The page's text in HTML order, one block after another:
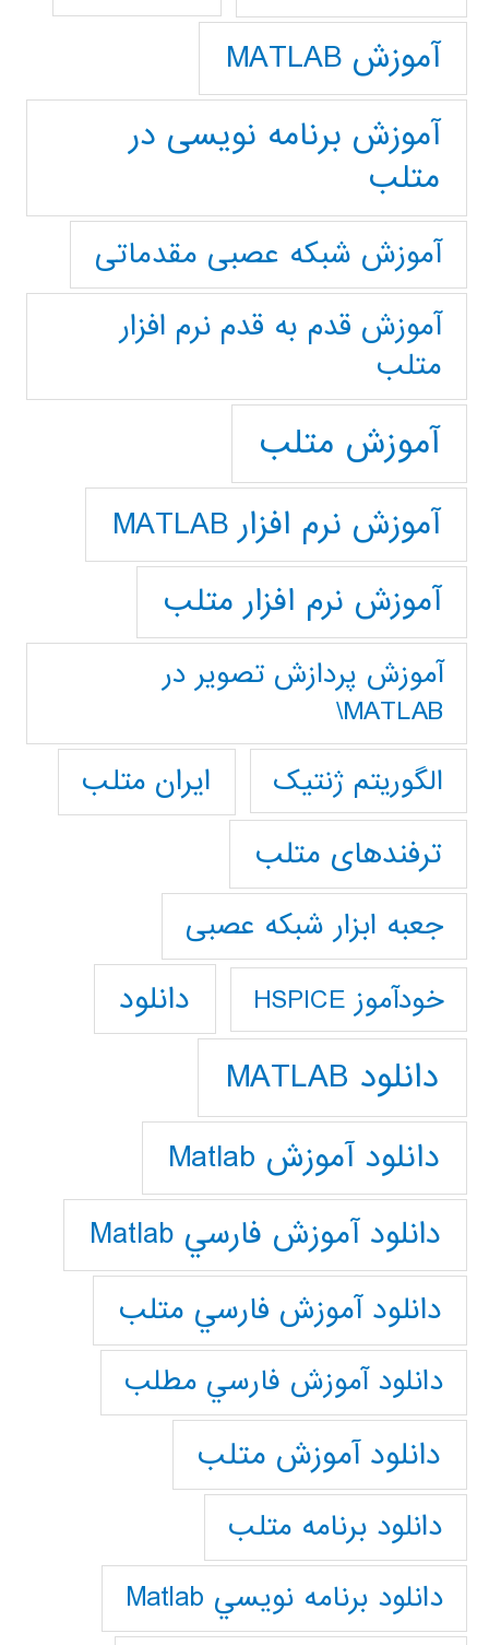
آموزش MATLAB
آموزش برنامه نویسی در
متلب
آموزش شبکه عصبی مقدماتی
آموزش قدم به قدم نرم افزار
متلب
آموزش متلب
آموزش نرم افزار MATLAB
آموزش نرم افزار متلب
آموزش پردازش تصوير در
MATLAB\
الگوریتم ژنتیک
ایران متلب
ترفندهای متلب
جعبه ابزار شبکه عصبی
خودآموز HSPICE دانلود
دانلود MATLAB
دانلود آموزش Matlab
دانلود آموزش فارسي Matlab
دانلود آموزش فارسي متلب
دانلود آموزش فارسي مطلب
دانلود آموزش متلب
دانلود برنامه متلب
دانلود برنامه نويسي Matlab